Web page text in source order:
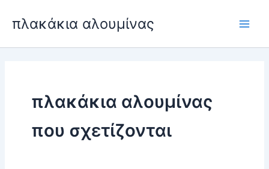
στοπλακάκια αλουμίνας
πλακάκια αλουμίνας
που σχετίζονται